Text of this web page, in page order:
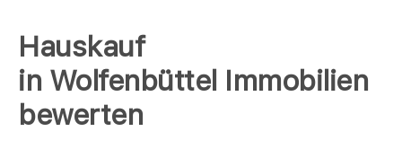
Hauskauf
in Wolfenbüttel Immobilien
bewerten